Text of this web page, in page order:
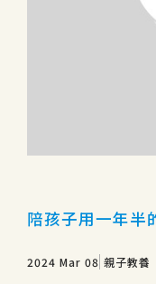
陪孩子用一年半
2024 Mar 08 親子教養